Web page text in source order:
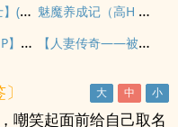
【白丝玩具护士】(1-4)(全)
魅魔养成记（高H 奇幻 冒险）
【真骨科恶女NP】轮回数次，被亲兄弟追着求爱 【人妻传奇——被出卖的人妻教师于娜】（四） 王校长的初次亲切
嘲笑起面前给自己取名